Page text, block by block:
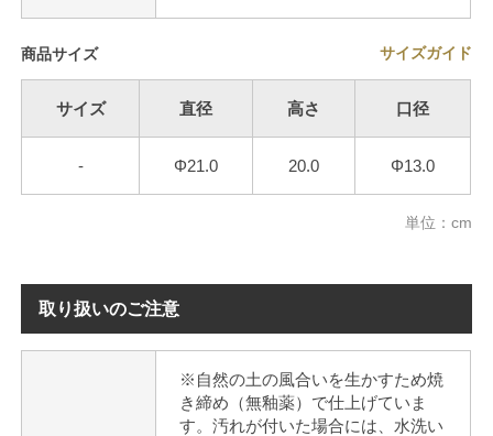
商品サイズ サイズガイド
サイズ 直径 高さ 口径
- Φ21.0 20.0 Φ13.0
単位：cm
取り扱いのご注意
※自然の土の風合いを生かすため焼
き締め（無釉薬）で仕上げていま
す。汚れが付いた場合には、水洗い